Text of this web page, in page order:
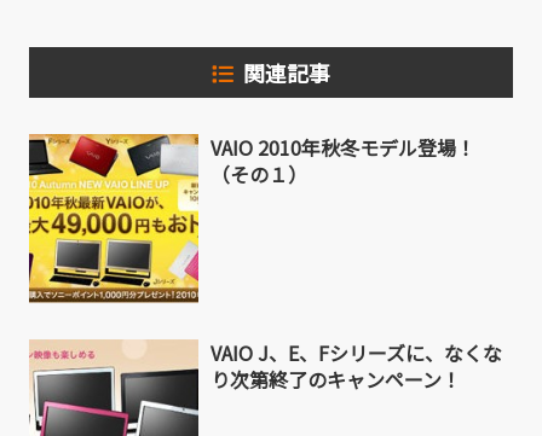
関連記事
VAIO 2010年秋冬モデル登場！
（その１）
VAIO J、E、Fシリーズに、なくな
り次第終了のキャンペーン！